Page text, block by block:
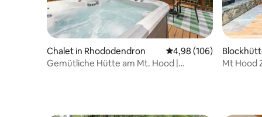
Chalet in Rhododendron Durchschnittliche
4,98 (106)
Gemütliche Hütte am Mt. Hood |
n
Mt Hood